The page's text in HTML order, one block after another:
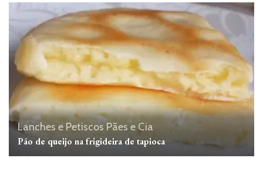
Lanches e Petiscos Pães e Cia
Pão de queijo na frigideira de tapioca